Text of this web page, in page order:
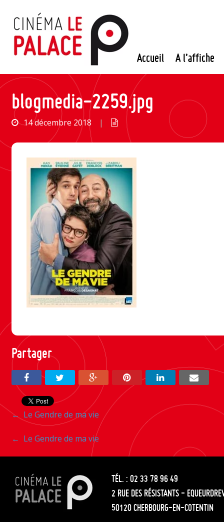
contenu
Accueil A l’affiche
blogmedia-2259.jpg
14 décembre 2018 |
Partager
Navigation
entre
les
articles
← Le Gendre de ma vie
Navigation
entre
les
articles
← Le Gendre de ma vie
TÉL. : 02 33 78 96 49
2 RUE DES RÉSISTANTS -
50120 CHERBOURG-EN-COTENTIN